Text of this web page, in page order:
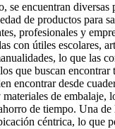
se encuentran diversas
de productos para
profesionales y
con útiles escolares,
lo que las
que buscan encontrar
encontrar desde
de embalaje,
de tiempo. Una de
céntrica, lo que